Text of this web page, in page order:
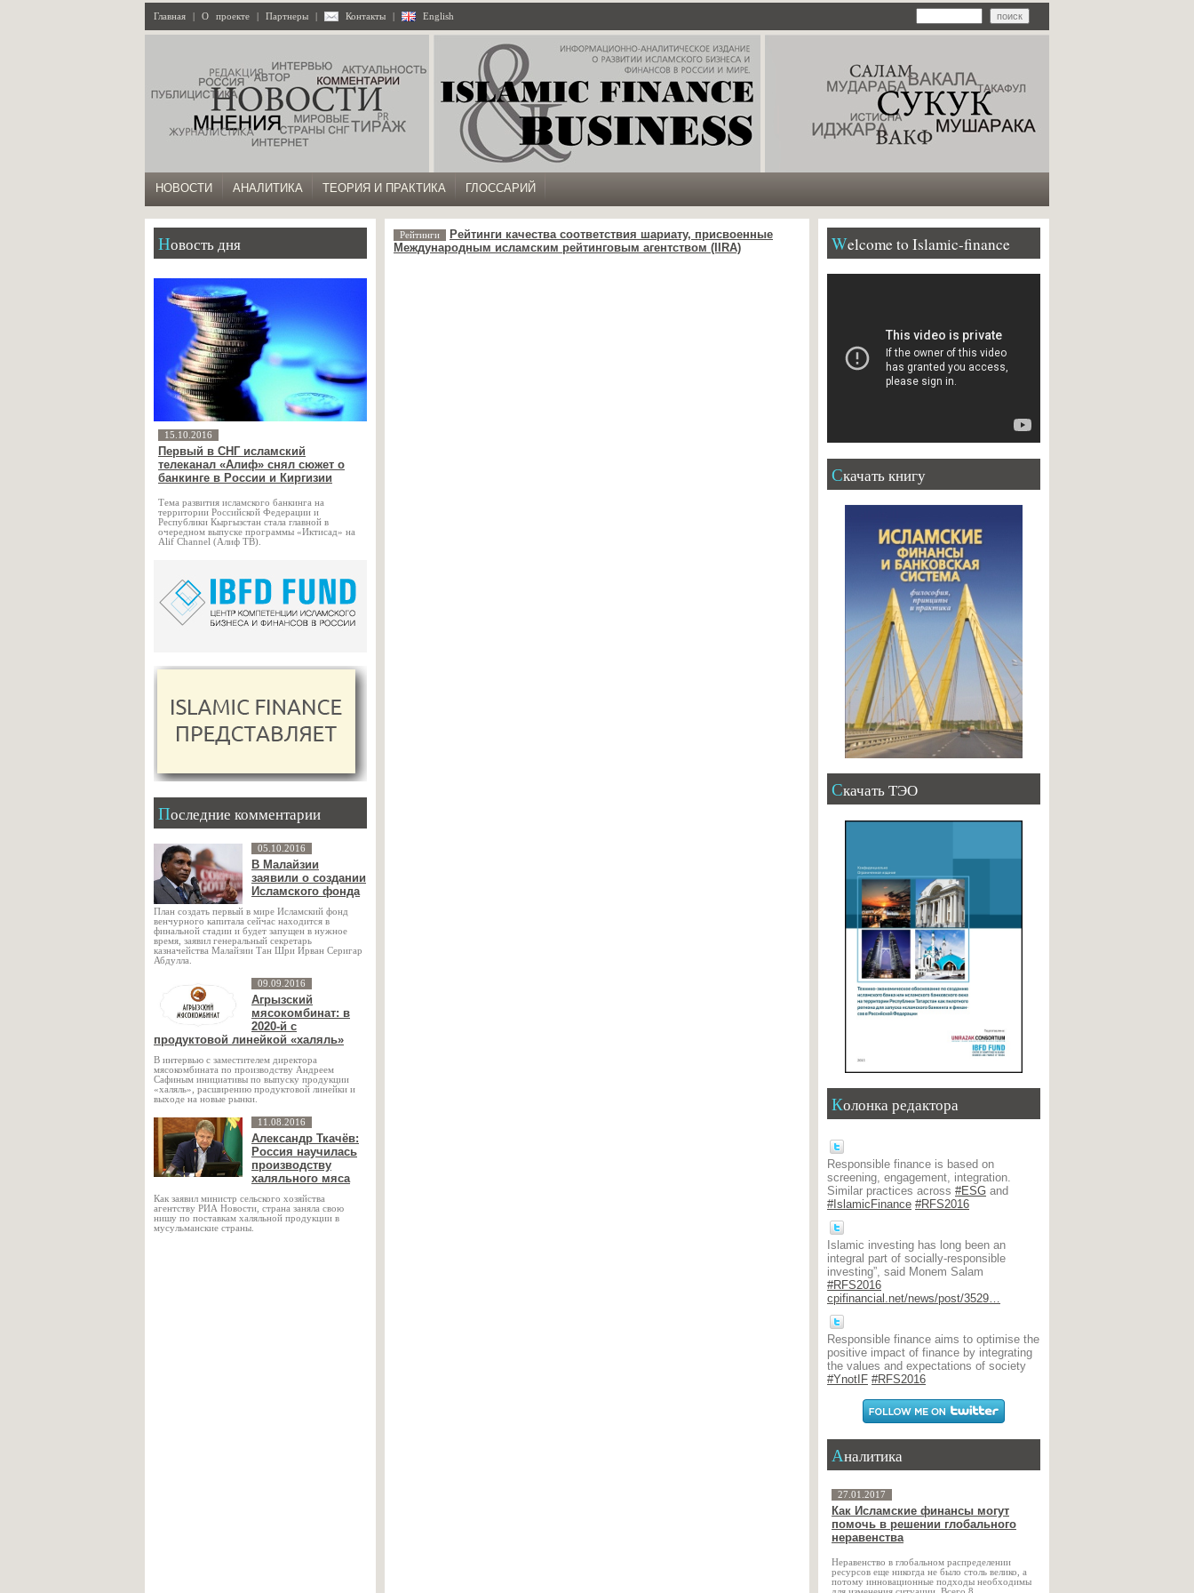
Главная О проекте Партнеры Контакты English
НОВОСТИ АНАЛИТИКА ТЕОРИЯ И ПРАКТИКА ГЛОССАРИЙ
Новость дня
15.10.2016
Первый в СНГ исламский
телеканал «Алиф» снял сюжет о
банкинге в России и Киргизии
Тема развития исламского банкинга на
территории Российской Федерации и
Республики Кыргызстан стала главной в
очередном выпуске программы «Иктисад» на
Alif Channel (Алиф ТВ).
Последние комментарии
05.10.2016
В Малайзии
заявили о создании
Исламского фонда
План создать первый в мире Исламский фонд
венчурного капитала сейчас находится в
финальной стадии и будет запущен в нужное
время, заявил генеральный секретарь
казначейства Малайзии Тан Шри Ирван Серигар
Абдулла.
09.09.2016
Агрызский
мясокомбинат: в
2020-й с
продуктовой линейкой «халяль»
В интервью с заместителем директора
мясокомбината по производству Андреем
Сафиным инициативы по выпуску продукции
«халяль», расширению продуктовой линейки и
выходе на новые рынки.
11.08.2016
Александр Ткачёв:
Россия научилась
производству
халяльного мяса
Как заявил министр сельского хозяйства
агентству РИА Новости, страна заняла свою
нишу по поставкам халяльной продукции в
мусульманские страны.
Рейтинги
Рейтинги качества соответствия шариату, присвоенные
Международным исламским рейтинговым агентством (IIRA)
Welcome to Islamic-finance
Скачать книгу
Скачать ТЭО
Колонка редактора
Responsible finance is based on
screening, engagement, integration.
Similar practices across #ESG and
#IslamicFinance #RFS2016
Islamic investing has long been an
integral part of socially-responsible
investing”, said Monem Salam
#RFS2016
cpifinancial.net/news/post/3529…
Responsible finance aims to optimise the
positive impact of finance by integrating
the values and expectations of society
#YnotIF #RFS2016
Аналитика
27.01.2017
Как Исламские финансы могут
помочь в решении глобального
неравенства
Неравенство в глобальном распределении
ресурсов еще никогда не было столь велико, а
потому инновационные подходы необходимы